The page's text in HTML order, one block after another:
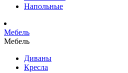
Напольные
Мебель
Мебель
Диваны
Кресла